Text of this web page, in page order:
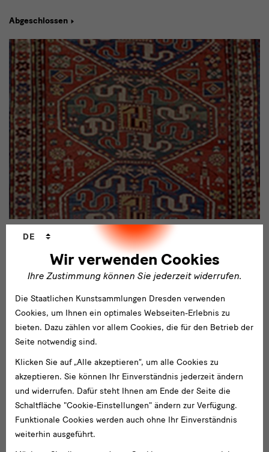
Abgeschlossen
Januar 2020 - März 2023
Die kaukasischen Knüpfarbeiten und
Flachgewebe des Museums für Völkerkunde
Das Museum für Völkerkunde Dresden ist mit seinen
kaukasischen Knüpfteppichen und Flachgeweben Partner in
einem Projekt zur Teppich-Webkunst Aserbaidschans.
Wir verwenden Cookies
Ihre Zustimmung können Sie jederzeit widerrufen.
Sprachwechsler
DE
Die Staatlichen Kunstsammlungen Dresden verwenden
Cookies, um Ihnen ein optimales Webseiten-Erlebnis zu
bieten. Dazu zählen vor allem Cookies, die für den Betrieb der
Seite notwendig sind.
Klicken Sie auf „Alle akzeptieren“, um alle Cookies zu
akzeptieren. Sie können Ihr Einverständnis jederzeit ändern
und widerrufen. Dafür steht Ihnen am Ende der Seite die
Schaltfläche "Cookie-Einstellungen" ändern zur Verfügung.
Funktionale Cookies werden auch ohne Ihr Einverständnis
weiterhin ausgeführt.